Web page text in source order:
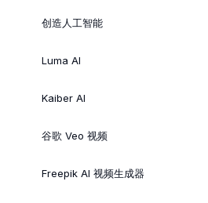
创造人工智能
Luma AI
Kaiber AI
谷歌 Veo 视频
Freepik AI 视频生成器